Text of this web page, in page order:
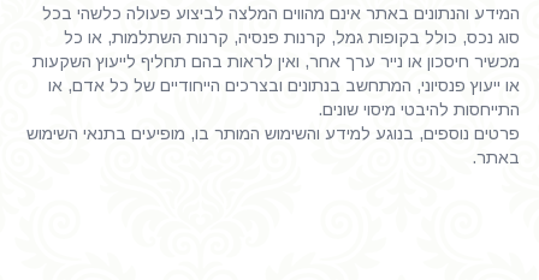
המידע והנתונים באתר אינם מהווים המלצה לביצוע פעולה כלשהי בכל
סוג נכס, כולל בקופות גמל, קרנות פנסיה, קרנות השתלמות, או כל
מכשיר חיסכון או נייר ערך אחר, ואין לראות בהם תחליף לייעוץ השקעות
או ייעוץ פנסיוני, המתחשב בנתונים ובצרכים הייחודיים של כל אדם, או
התייחסות להיבטי מיסוי שונים.
פרטים נוספים, בנוגע למידע והשימוש המותר בו, מופיעים בתנאי השימוש
באתר.